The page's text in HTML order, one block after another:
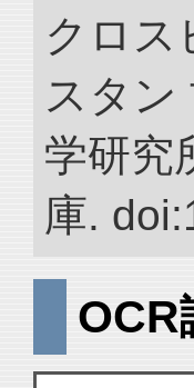
クロス
スタン
学研究
庫.
OCR